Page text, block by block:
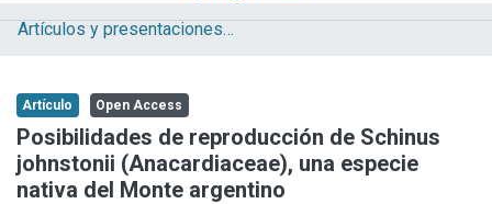
Explorar
Aportar material
Statistics
Artículos y presentaciones en Congresos
Artículo Open Access
Posibilidades de reproducción de Schinus
johnstonii (Anacardiaceae), una especie
nativa del Monte argentino